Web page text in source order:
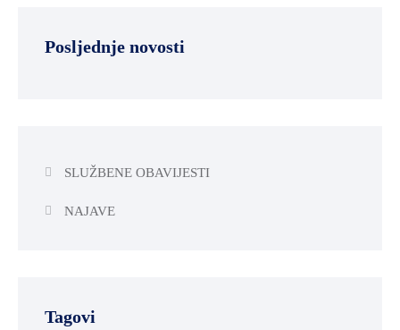
Posljednje novosti
SLUŽBENE OBAVIJESTI
NAJAVE
Tagovi